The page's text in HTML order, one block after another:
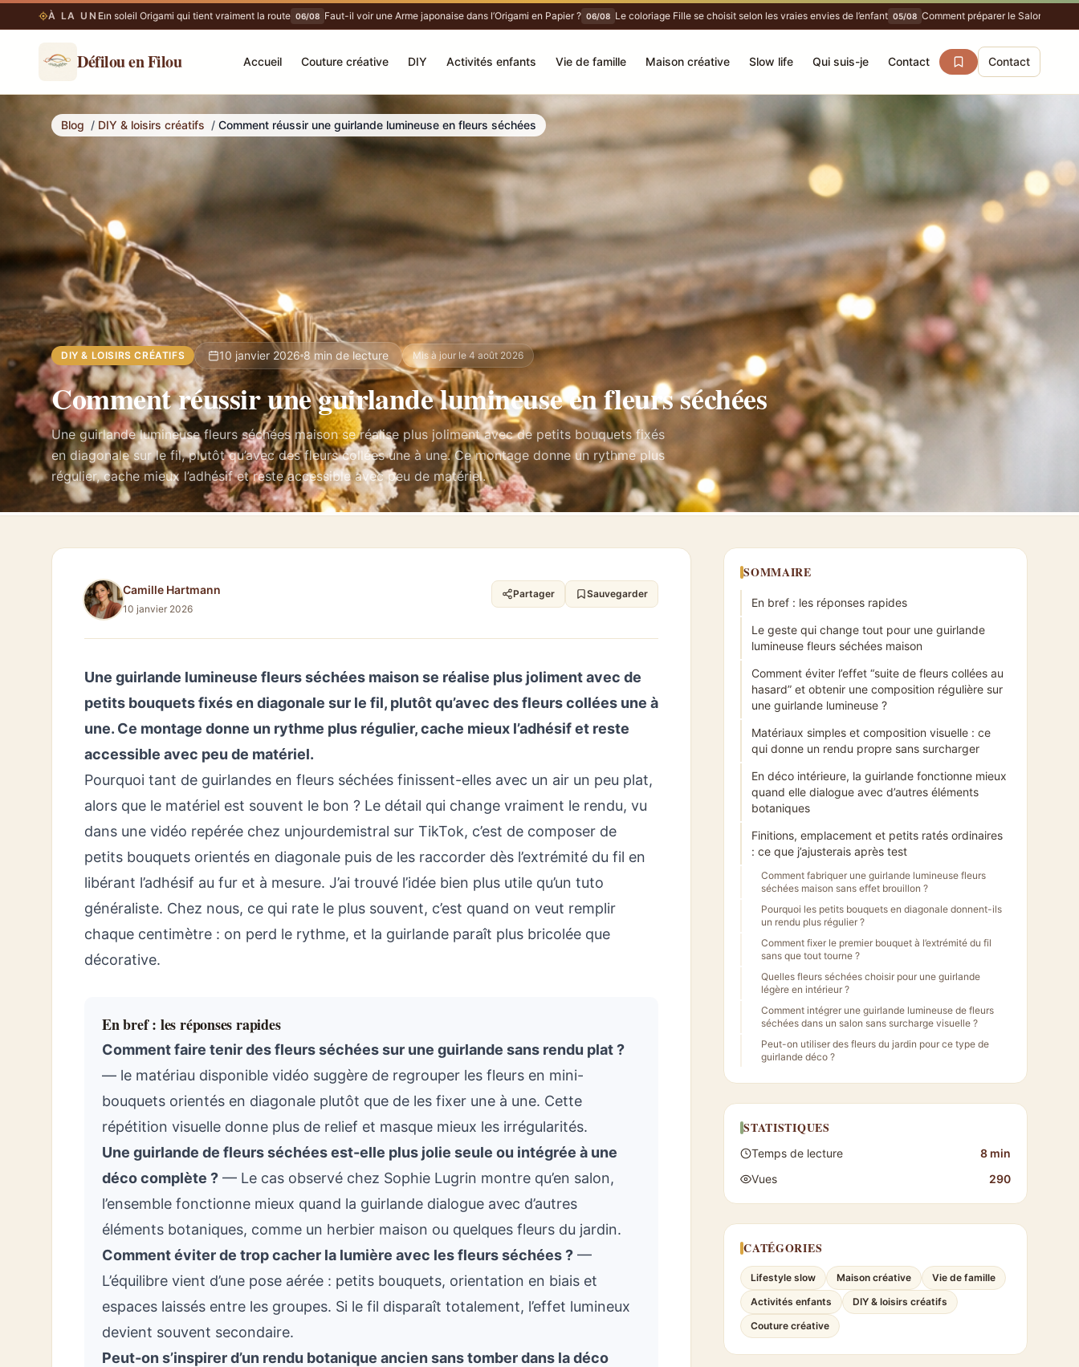
À LA UNE
Fabriquer un soleil Origami qui tient vraiment la route 06/08 Faut-il voir une Arme japonaise dans l’Origami en Papier ? 06/08 Le coloriage Fille se choisit selon les vraies envies de l’enfant 05/08 Comment préparer le Salon DIY de
Défilou en Filou Accueil Couture créative DIY Activités enfants Vie de famille Maison créative Slow life Qui suis-je Contact Contact
Comment réussir une guirlande lumineuse en fleurs séchées
Blog / DIY & loisirs créatifs / Comment réussir une guirlande lumineuse en fleurs séchées
DIY & LOISIRS CRÉATIFS 10 janvier 2026 8 min de lecture Mis à jour le 4 août 2026
Comment réussir une guirlande lumineuse en fleurs séchées
Une guirlande lumineuse fleurs séchées maison se réalise plus joliment avec de petits bouquets fixés
en diagonale sur le fil, plutôt qu’avec des fleurs collées une à une. Ce montage donne un rythme plus
régulier, cache mieux l’adhésif et reste accessible avec peu de matériel.
Camille Hartmann
10 janvier 2026
Partager Sauvegarder
Une guirlande lumineuse fleurs séchées maison se réalise plus joliment avec de
petits bouquets fixés en diagonale sur le fil, plutôt qu’avec des fleurs collées une à
une. Ce montage donne un rythme plus régulier, cache mieux l’adhésif et reste
accessible avec peu de matériel.
Pourquoi tant de guirlandes en fleurs séchées finissent-elles avec un air un peu plat,
alors que le matériel est souvent le bon ? Le détail qui change vraiment le rendu, vu
dans une vidéo repérée chez unjourdemistral sur TikTok, c’est de composer de
petits bouquets orientés en diagonale puis de les raccorder dès l’extrémité du fil en
libérant l’adhésif au fur et à mesure. J’ai trouvé l’idée bien plus utile qu’un tuto
généraliste. Chez nous, ce qui rate le plus souvent, c’est quand on veut remplir
chaque centimètre : on perd le rythme, et la guirlande paraît plus bricolée que
décorative.
En bref : les réponses rapides
Comment faire tenir des fleurs séchées sur une guirlande sans rendu plat ?
— le matériau disponible vidéo suggère de regrouper les fleurs en mini-
bouquets orientés en diagonale plutôt que de les fixer une à une. Cette
répétition visuelle donne plus de relief et masque mieux les irrégularités.
Une guirlande de fleurs séchées est-elle plus jolie seule ou intégrée à une
déco complète ? — Le cas observé chez Sophie Lugrin montre qu’en salon,
l’ensemble fonctionne mieux quand la guirlande dialogue avec d’autres
éléments botaniques, comme un herbier maison ou quelques fleurs du jardin.
Comment éviter de trop cacher la lumière avec les fleurs séchées ? —
L’équilibre vient d’une pose aérée : petits bouquets, orientation en biais et
espaces laissés entre les groupes. Si le fil disparaît totalement, l’effet lumineux
devient souvent secondaire.
Peut-on s’inspirer d’un rendu botanique ancien sans tomber dans la déco
SOMMAIRE
En bref : les réponses rapides
Le geste qui change tout pour une guirlande
lumineuse fleurs séchées maison
Comment éviter l’effet “suite de fleurs collées au
hasard” et obtenir une composition régulière sur
une guirlande lumineuse ?
Matériaux simples et composition visuelle : ce
qui donne un rendu propre sans surcharger
En déco intérieure, la guirlande fonctionne mieux
quand elle dialogue avec d’autres éléments
botaniques
Finitions, emplacement et petits ratés ordinaires
: ce que j’ajusterais après test
Comment fabriquer une guirlande lumineuse fleurs
séchées maison sans effet brouillon ?
Pourquoi les petits bouquets en diagonale donnent-ils
un rendu plus régulier ?
Comment fixer le premier bouquet à l’extrémité du fil
sans que tout tourne ?
Quelles fleurs séchées choisir pour une guirlande
légère en intérieur ?
Comment intégrer une guirlande lumineuse de fleurs
séchées dans un salon sans surcharge visuelle ?
Peut-on utiliser des fleurs du jardin pour ce type de
guirlande déco ?
STATISTIQUES
Temps de lecture
8 min
Vues
290
CATÉGORIES
Lifestyle slow Maison créative
Vie de famille
Activités enfants
DIY & loisirs créatifs
Couture créative